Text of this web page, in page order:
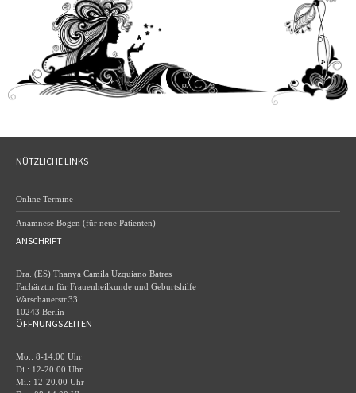
NÜTZLICHE LINKS
Online Termine
Anamnese Bogen (für neue Patienten)
ANSCHRIFT
Dra. (ES) Thanya Camila Uzquiano Batres
Fachärztin für Frauenheilkunde und Geburtshilfe
Warschauerstr.33
10243 Berlin
ÖFFNUNGSZEITEN
Mo.: 8-14.00 Uhr
Di.: 12-20.00 Uhr
Mi.: 12-20.00 Uhr